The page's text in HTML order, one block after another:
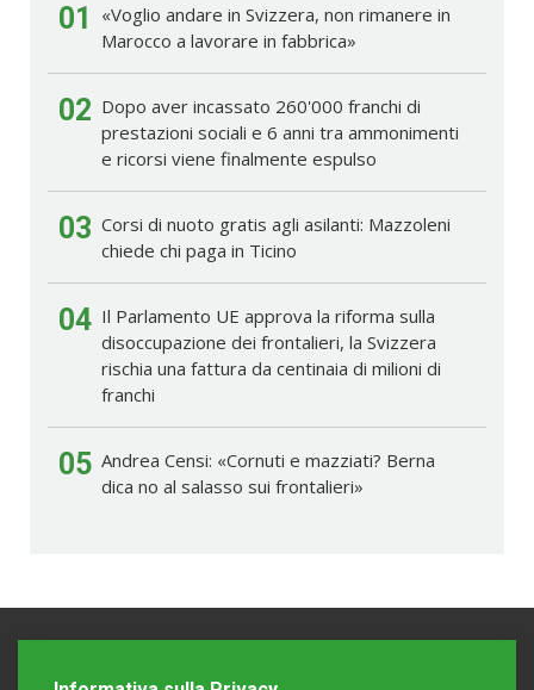
01
«Voglio andare in Svizzera, non rimanere in
Marocco a lavorare in fabbrica»
02 Dopo aver incassato 260'000 franchi di
prestazioni sociali e 6 anni tra ammonimenti
e ricorsi viene finalmente espulso
03 Corsi di nuoto gratis agli asilanti: Mazzoleni
chiede chi paga in Ticino
04 Il Parlamento UE approva la riforma sulla
disoccupazione dei frontalieri, la Svizzera
rischia una fattura da centinaia di milioni di
franchi
05 Andrea Censi: «Cornuti e mazziati? Berna
dica no al salasso sui frontalieri»